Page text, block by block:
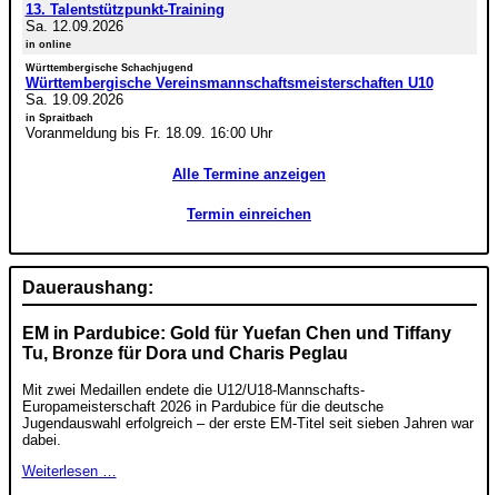
13. Talentstützpunkt-Training
Sa. 12.09.2026
in online
Württembergische Schachjugend
Württembergische Vereinsmannschaftsmeisterschaften U10
Sa. 19.09.2026
in Spraitbach
Voranmeldung bis Fr. 18.09. 16:00 Uhr
Alle Termine anzeigen
Termin einreichen
Daueraushang:
EM in Pardubice: Gold für Yuefan Chen und Tiffany
Tu, Bronze für Dora und Charis Peglau
Mit zwei Medaillen endete die U12/U18-Mannschafts-
Europameisterschaft 2026 in Pardubice für die deutsche
Jugendauswahl erfolgreich – der erste EM-Titel seit sieben Jahren war
dabei.
Weiterlesen …